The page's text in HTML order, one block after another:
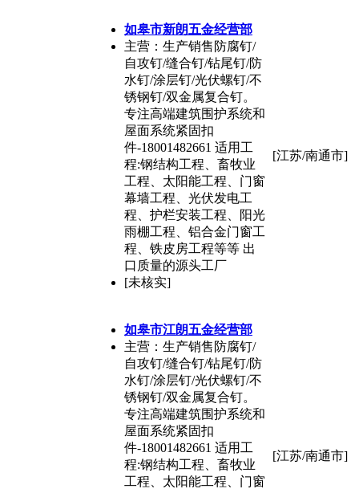
如皋市新朗五金经营部
主营：生产销售防腐钉/
自攻钉/缝合钉/钻尾钉/防
水钉/涂层钉/光伏螺钉/不
锈钢钉/双金属复合钉。
专注高端建筑围护系统和
屋面系统紧固扣
件-18001482661 适用工
程:钢结构工程、畜牧业
工程、太阳能工程、门窗
幕墙工程、光伏发电工
程、护栏安装工程、阳光
雨棚工程、铝合金门窗工
程、铁皮房工程等等 出
口质量的源头工厂
[未核实]
[江苏/南通市]
如皋市江朗五金经营部
主营：生产销售防腐钉/
自攻钉/缝合钉/钻尾钉/防
水钉/涂层钉/光伏螺钉/不
锈钢钉/双金属复合钉。
专注高端建筑围护系统和
屋面系统紧固扣
件-18001482661 适用工
程:钢结构工程、畜牧业
工程、太阳能工程、门窗
[江苏/南通市]